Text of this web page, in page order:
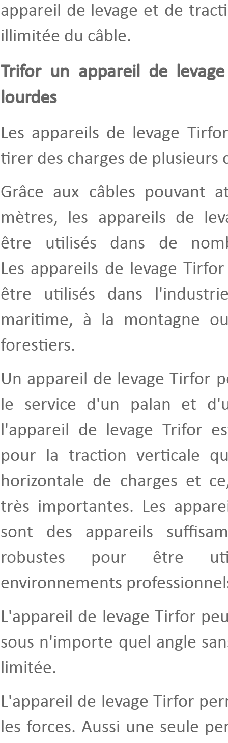
appareil de levage et de
illimitée du câble.
Trifor un appareil de
lourdes
Les appareils de levage
tirer des charges de plusieurs
Grâce aux câbles pouvant
mètres, les appareils de
être utilisés dans de
Les appareils de levage
être utilisés dans
maritime, à la montagne
forestiers.
Un appareil de levage Tirfor
le service d'un palan et
l'appareil de levage Trifor
pour la traction verticale
horizontale de charges et
très importantes. Les
sont des appareils
robustes pour être
environnements
L'appareil de levage Tirfor
sous n'importe quel angle
limitée.
L'appareil de levage Tirfor
les forces. Aussi une seule